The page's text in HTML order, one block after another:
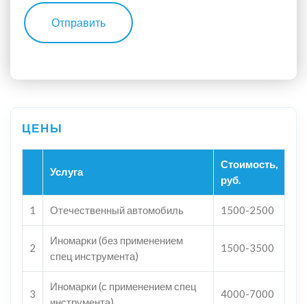
Отправить
Услуга
Стоимость,
руб.
1 Отечественный автомобиль 1500-2500
2
Иномарки (без применением
спец инструмента)
1500-3500
3
Иномарки (с применением спец
4000-7000